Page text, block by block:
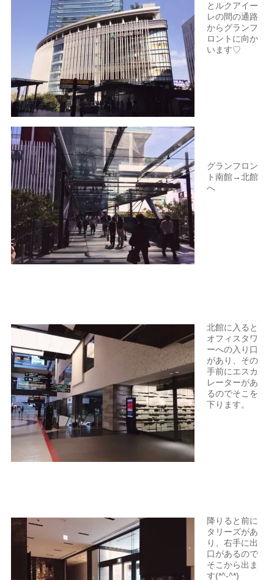
とルクアイー
レの間の通路
からグランフ
ロントに向か
います♡
グランフロン
ト南館→北館
へ
北館に入ると
オフィスタワ
ーへの入り口
があり、その
手前にエスカ
レーターがあ
るのでそこを
下ります。
降りると前に
タリーズがあ
り、右手に出
口があるので
そこから出ま
す(*^-^*)